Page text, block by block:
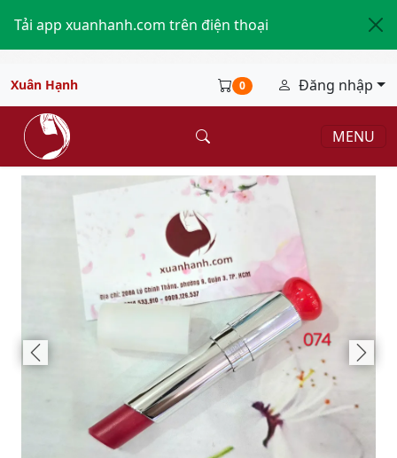
Tải app xuanhanh.com trên điện thoại
Xuân Hạnh 0 Đăng nhập
MENU